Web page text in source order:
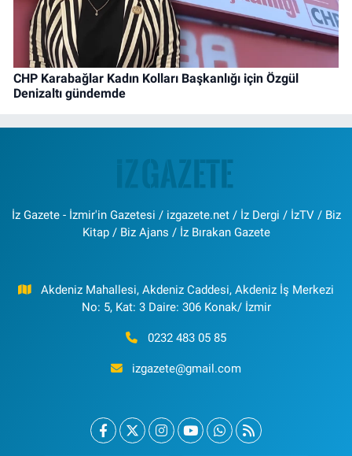
CHP Karabağlar Kadın Kolları Başkanlığı için Özgül
Denizaltı gündemde
İz Gazete - İzmir'in Gazetesi / izgazete.net / İz Dergi / İzTV / Biz
Kitap / Biz Ajans / İz Bırakan Gazete
Akdeniz Mahallesi, Akdeniz Caddesi, Akdeniz İş Merkezi
No: 5, Kat: 3 Daire: 306 Konak/ İzmir
0232 483 05 85
izgazete@gmail.com